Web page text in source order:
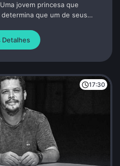
jovem princesa que
que um de seus
paga com a própria vida.
e Amir Haddad.
Detalhes
17:30